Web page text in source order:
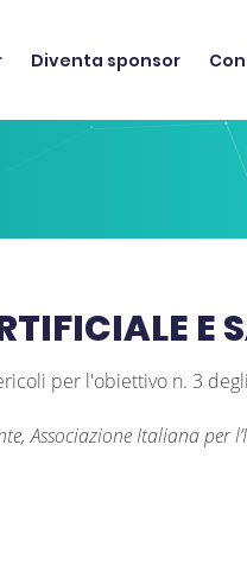
Diventa sponsor
E
per l'obiettivo n. 3
Associazione Italiana per